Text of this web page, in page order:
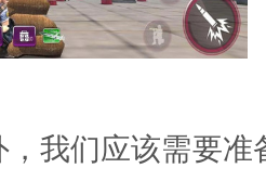
我们应该需要准